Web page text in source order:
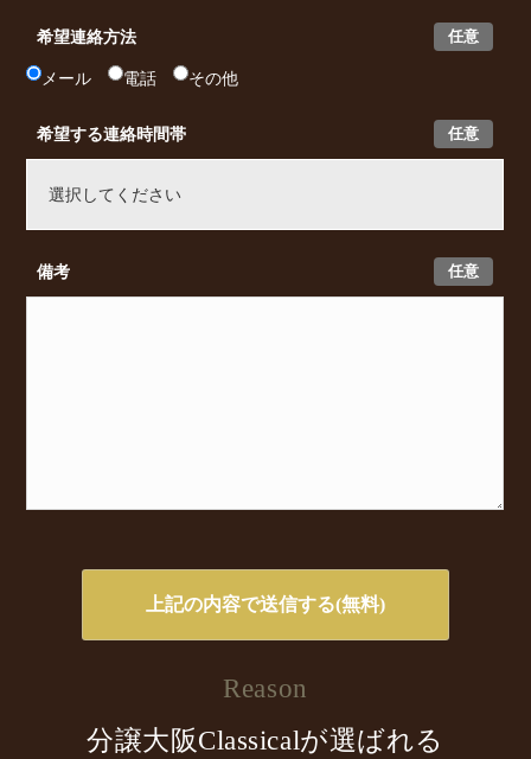
任意
希望連絡方法
メール 電話 その他
任意
希望する連絡時間帯
任意
備考
Reason
分譲大阪Classicalが選ばれる